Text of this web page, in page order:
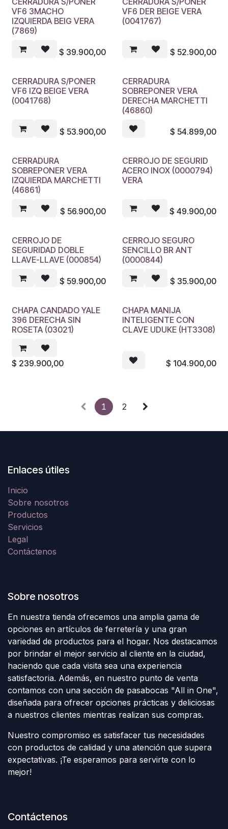
VF6 3MACHO
IZQUIERDA BEIG VERA
(7869)
$ 39.900,00
VF6 DER BEIGE VERA
(0041767)
$ 52.900,00
CERRADURA S/PONER
VF6 IZQ BEIGE VERA
(0041768)
$ 53.900,00
CERRADURA
SOBREPONER VERA
DERECHA MARCHETTI
(46860)
$ 54.899,00
CERRADURA
SOBREPONER VERA
IZQUIERDA MARCHETTI
(46861)
$ 56.900,00
CERROJO DE SEGURID
ACERO INOX (0000794)
VERA
$ 49.900,00
CERROJO DE
SEGURIDAD DOBLE
LLAVE-LLAVE (000854)
$ 59.900,00
CERROJO SEGURO
SENCILLO BR ANT
(0000844)
$ 35.900,00
CHAPA CANDADO YALE
396 DERECHA SIN
ROSETA (03021)
$ 239.900,00
CHAPA MANIJA
INTELIGENTE CON
CLAVE UDUKE (HT3308)
$ 104.900,00
1 2
Enlaces útiles
Inicio
Sobre nosotros
Productos
Servicios
Legal
Contáctenos
Sobre nosotros
En nuestra tienda ofrecemos una amplia gama de
opciones en artículos de ferretería y una gran
variedad de productos para el hogar. Nos destacamos
por brindar el mejor servicio al cliente en la ciudad,
haciendo que cada visita sea una experiencia
satisfactoria. Además, en nuestro punto de venta
contamos con una sección de pasabocas "All in One",
diseñada para ofrecer opciones prácticas y deliciosas
a nuestros clientes mientras realizan sus compras.
Nuestro compromiso es satisfacer tus necesidades
con productos de calidad y una atención que supera
expectativas. ¡Te esperamos para servirte con lo
mejor!
Contáctenos